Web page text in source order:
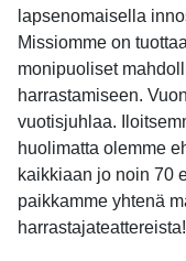
lapsenomaisella
Missiomme on
monipuoliset
harrastamiseen.
vuotisjuhlaa.
huolimatta olemme
kaikkiaan jo noin 70
paikkamme yhtenä
harrastajateattereista!